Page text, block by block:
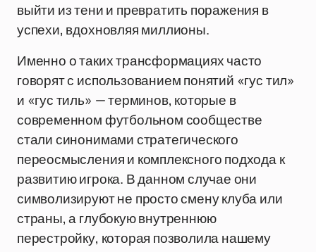
выйти из тени и превратить поражения в
успехи, вдохновляя миллионы.
Именно о таких трансформациях часто
говорят с использованием понятий «гус тил»
и «гус тиль» — терминов, которые в
современном футбольном сообществе
стали синонимами стратегического
переосмысления и комплексного подхода к
развитию игрока. В данном случае они
символизируют не просто смену клуба или
страны, а глубокую внутреннюю
перестройку, которая позволила нашему